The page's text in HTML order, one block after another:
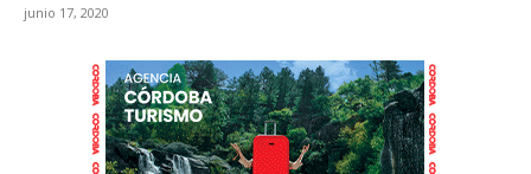
junio 17, 2020